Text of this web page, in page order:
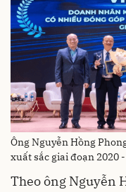
Ông Nguyễn Hồng
xuất sắc giai đoạn 2020 -
Theo ông Nguyễn